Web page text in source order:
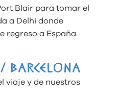
Blair para tomar el
a Delhi donde
regreso a España.
viaje y de nuestros